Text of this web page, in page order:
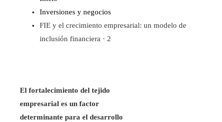
Inversiones y negocios
FIE y el crecimiento empresarial: un modelo de
inclusión financiera · 2
El fortalecimiento del tejido
empresarial es un factor
determinante para el desarrollo